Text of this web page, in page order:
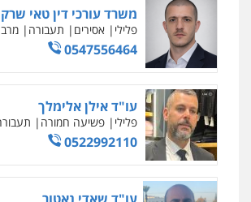
0544723840
עו"ד ראוף נג'אר
פלילי עורכי דין לענייני אסירים
סמים רכוש
0548009246
פלילי צווארון לבן מס הכנסה
0506209859